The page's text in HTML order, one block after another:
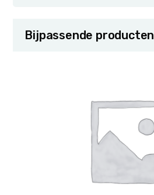
Bijpassende producten